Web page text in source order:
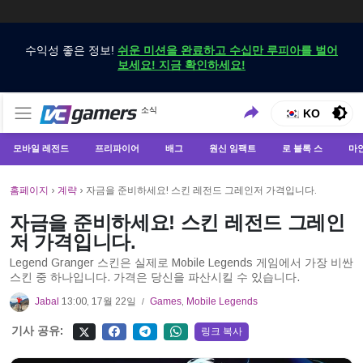
수익성 좋은 정보! 쉬운 미션을 완료하고 수십만 루피아를 벌어
보세요! 지금 확인하세요!
VCGamers 뉴스
소식
VCGamers에서만 최신 게임 뉴스 받기
KO
모바일 레전드 프리파이어 배그 원신 임팩트 로 블록 스 마
홈페이지 › 계략 › 자금을 준비하세요! 스킨 레전드 그레인저 가격입니다.
자금을 준비하세요! 스킨 레전드 그레인
저 가격입니다.
Legend Granger 스킨은 실제로 Mobile Legends 게임에서 가장 비싼
스킨 중 하나입니다. 가격은 당신을 파산시킬 수 있습니다.
Jabal 13:00, 17월 22일 / Games, Mobile Legends
기사 공유: 링크 복사